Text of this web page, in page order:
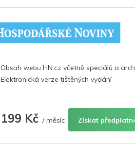
Obsah webu HN.cz včetně speciálů a
Elektronická verze tištěných vydání
199 Kč / měsíc Získat